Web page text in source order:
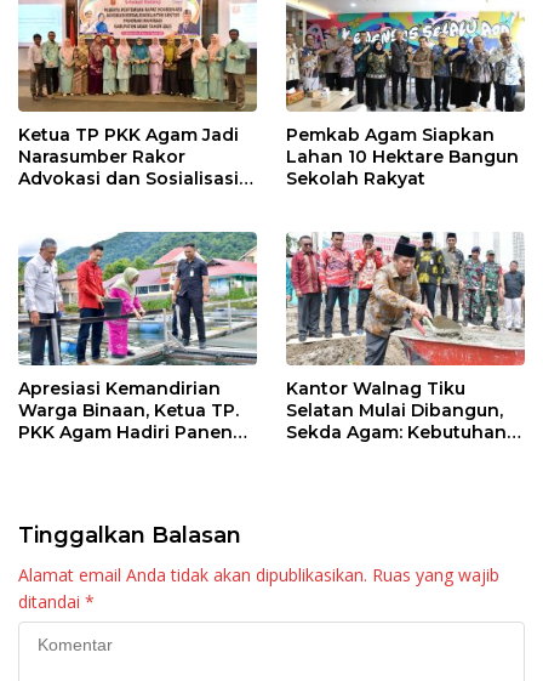
Ketua TP PKK Agam Jadi
Narasumber Rakor
Advokasi dan Sosialisasi
Pemkab Agam Siapkan
Lahan 10 Hektare Bangun
Sekolah Rakyat
Apresiasi Kemandirian
Warga Binaan, Ketua TP.
PKK Agam Hadiri Panen
Kantor Walnag Tiku
Selatan Mulai Dibangun,
Sekda Agam: Kebutuhan
Tinggalkan Balasan
Alamat email Anda tidak akan dipublikasikan. Ruas yang wajib
ditandai *